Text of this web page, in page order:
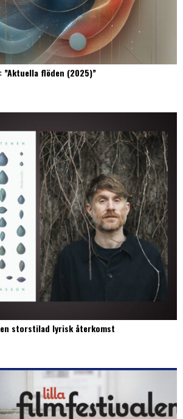
flöden (2025)”
storstilad lyrisk återkomst